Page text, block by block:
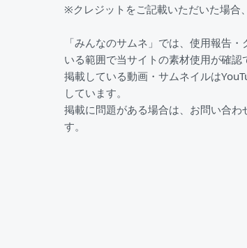
※クレジットをご記載いただいた場合
「みんなのサムネ」では、使用報告
いる範囲で当サイトの素材使用が確認
掲載している動画・サムネイルは
しています。
掲載に問題がある場合は、お問い合
す。